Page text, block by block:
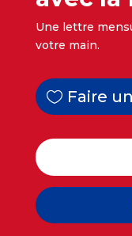
Une lettre
votre main.
Faire